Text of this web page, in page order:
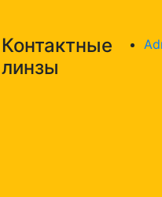
Контактные
линзы